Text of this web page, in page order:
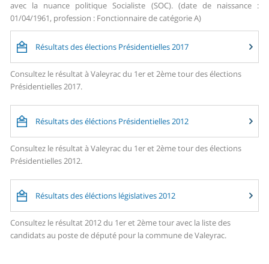
avec la nuance politique Socialiste (SOC). (date de naissance :
01/04/1961, profession : Fonctionnaire de catégorie A)
Résultats des élections Présidentielles 2017
Consultez le résultat à Valeyrac du 1er et 2ème tour des élections
Présidentielles 2017.
Résultats des éléctions Présidentielles 2012
Consultez le résultat à Valeyrac du 1er et 2ème tour des élections
Présidentielles 2012.
Résultats des éléctions législatives 2012
Consultez le résultat 2012 du 1er et 2ème tour avec la liste des
candidats au poste de député pour la commune de Valeyrac.